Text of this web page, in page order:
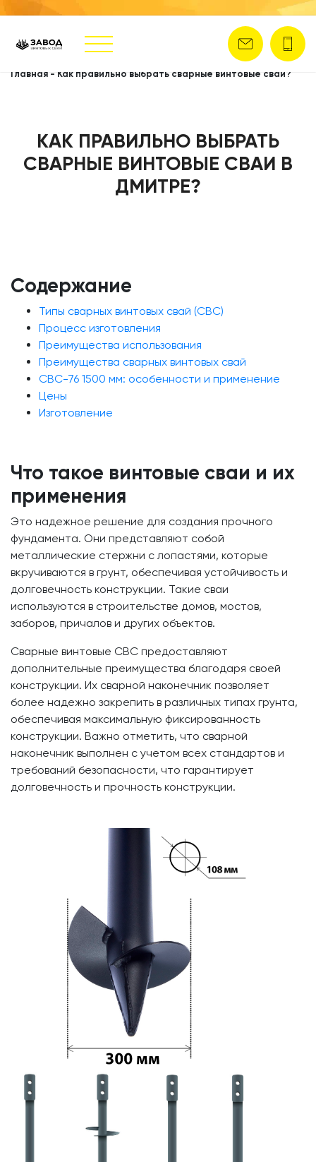
Главная - Как правильно выбрать сварные винтовые сваи?
КАК ПРАВИЛЬНО ВЫБРАТЬ
СВАРНЫЕ ВИНТОВЫЕ СВАИ В
ДМИТРЕ?
Содержание
Типы сварных винтовых свай (СВС)
Процесс изготовления
Преимущества использования
Преимущества сварных винтовых свай
СВС-76 1500 мм: особенности и применение
Цены
Изготовление
Что такое винтовые сваи и их
применения
Это надежное решение для создания прочного
фундамента. Они представляют собой
металлические стержни с лопастями, которые
вкручиваются в грунт, обеспечивая устойчивость и
долговечность конструкции. Такие сваи
используются в строительстве домов, мостов,
заборов, причалов и других объектов.
Сварные винтовые СВС предоставляют
дополнительные преимущества благодаря своей
конструкции. Их сварной наконечник позволяет
более надежно закрепить в различных типах грунта,
обеспечивая максимальную фиксированность
конструкции. Важно отметить, что сварной
наконечник выполнен с учетом всех стандартов и
требований безопасности, что гарантирует
долговечность и прочность конструкции.